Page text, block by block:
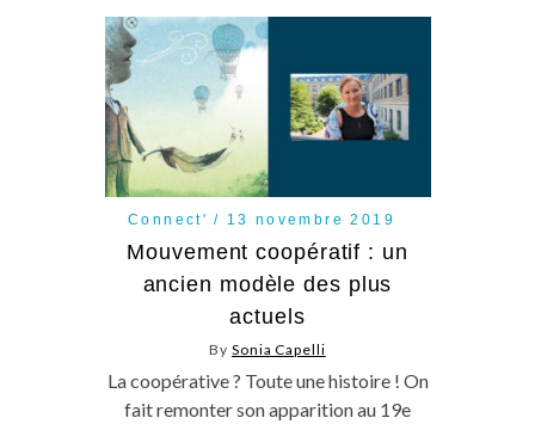
Connect' 13 novembre 2019
Mouvement coopératif : un
ancien modèle des plus
actuels
By Sonia Capelli
La coopérative ? Toute une histoire ! On
fait remonter son apparition au 19e